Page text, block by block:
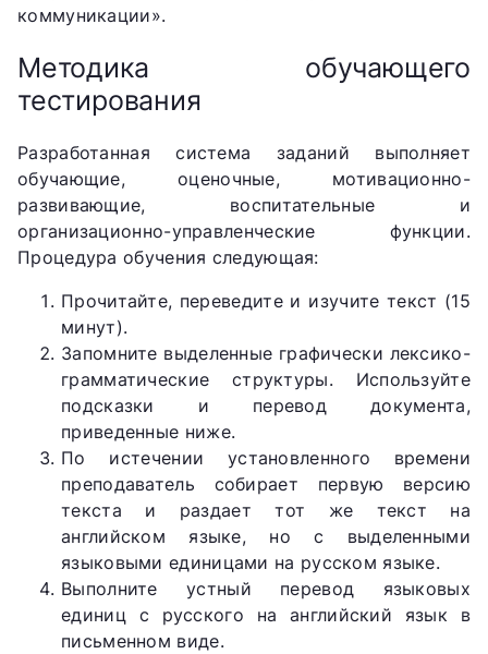
коммуникации».
Методика обучающего
тестирования
Разработанная система заданий выполняет
обучающие, оценочные, мотивационно-
развивающие, воспитательные и
организационно-управленческие функции.
Процедура обучения следующая:
Прочитайте, переведите и изучите текст (15
минут).
Запомните выделенные графически лексико-
грамматические структуры. Используйте
подсказки и перевод документа,
приведенные ниже.
По истечении установленного времени
преподаватель собирает первую версию
текста и раздает тот же текст на
английском языке, но с выделенными
языковыми единицами на русском языке.
Выполните устный перевод языковых
единиц с русского на английский язык в
письменном виде.